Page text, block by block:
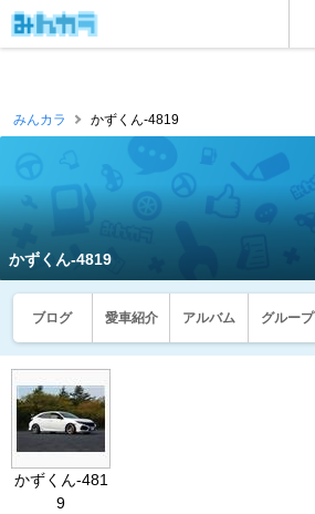
みんカラ かずくん-4819
かずくん-4819
ブログ 愛車紹介 アルバム グループ
かずくん-481
9